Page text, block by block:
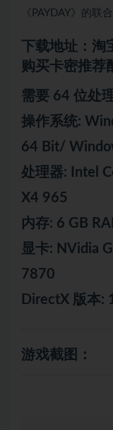
《PAYDAY》的联
下载地址：
购买卡密推荐
需要 64 位处
操作系统:
64 Bit/
处理器: Intel
X4 965
内存: 6 GB
显卡: NVidia
7870
DirectX 版本:
游戏截图：